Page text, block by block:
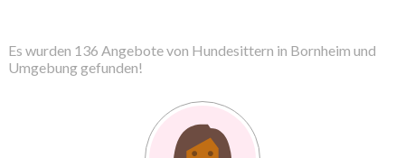
Es wurden 136 Angebote von Hundesittern in Bornheim und
Umgebung gefunden!